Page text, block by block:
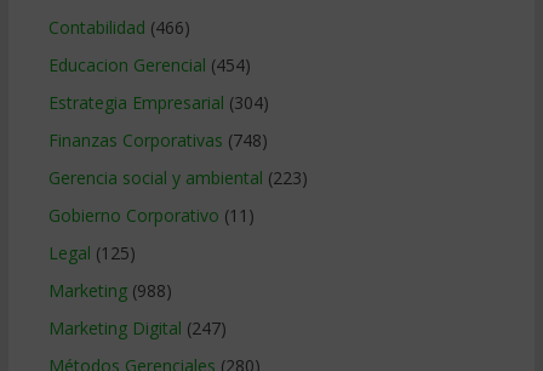
Contabilidad (466)
Educacion Gerencial (454)
Estrategia Empresarial (304)
Finanzas Corporativas (748)
Gerencia social y ambiental (223)
Gobierno Corporativo (11)
Legal (125)
Marketing(988)
Marketing Digital (247)
Métodos Gerenciales (280)